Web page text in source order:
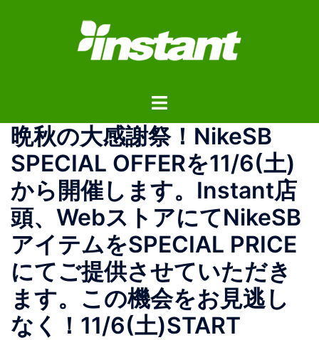
ス
ト
ル
メ
ニ
ュ
ー
晩秋の大感謝祭！NikeSB
SPECIAL OFFERを11/6(土)
から開催します。Instant店
頭、WebストアにてNikeSB
アイテムをSPECIAL PRICE
にてご提供させていただき
ます。この機会をお見逃し
なく！11/6(土)START